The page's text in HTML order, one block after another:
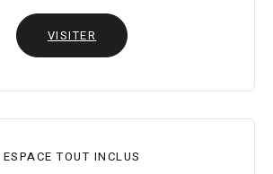
VISITER
ESPACE TOUT INCLUS